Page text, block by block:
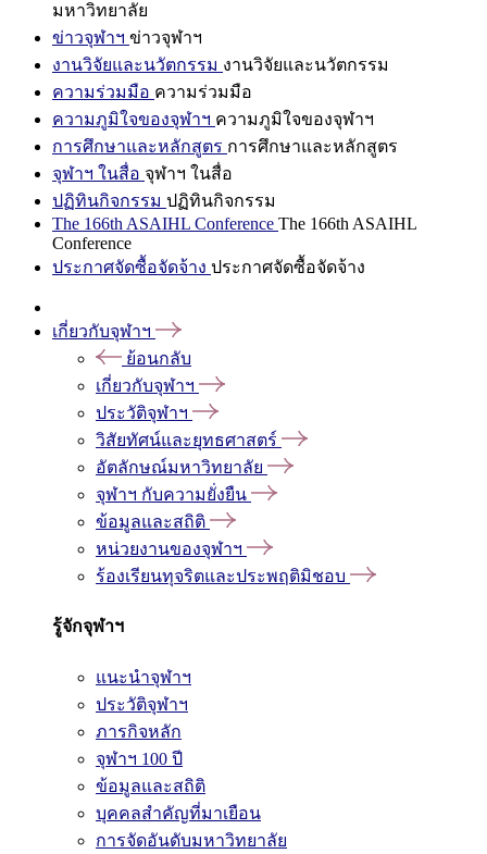
มหาวิทยาลัย
ข่าวจุฬาฯ ข่าวจุฬาฯ
งานวิจัยและนวัตกรรม งานวิจัยและนวัตกรรม
ความร่วมมือ ความร่วมมือ
ความภูมิใจของจุฬาฯ ความภูมิใจของจุฬาฯ
การศึกษาและหลักสูตร การศึกษาและหลักสูตร
จุฬาฯ ในสื่อ จุฬาฯ ในสื่อ
ปฏิทินกิจกรรม ปฏิทินกิจกรรม
The 166th ASAIHL Conference The 166th ASAIHL
Conference
ประกาศจัดซื้อจัดจ้าง ประกาศจัดซื้อจัดจ้าง
เกี่ยวกับจุฬาฯ
ย้อนกลับ
เกี่ยวกับจุฬาฯ
ประวัติจุฬาฯ
วิสัยทัศน์และยุทธศาสตร์
อัตลักษณ์มหาวิทยาลัย
จุฬาฯ กับความยั่งยืน
ข้อมูลและสถิติ
หน่วยงานของจุฬาฯ
ร้องเรียนทุจริตและประพฤติมิชอบ
รู้จักจุฬาฯ
แนะนำจุฬาฯ
ประวัติจุฬาฯ
ภารกิจหลัก
จุฬาฯ 100 ปี
ข้อมูลและสถิติ
บุคคลสำคัญที่มาเยือน
การจัดอันดับมหาวิทยาลัย